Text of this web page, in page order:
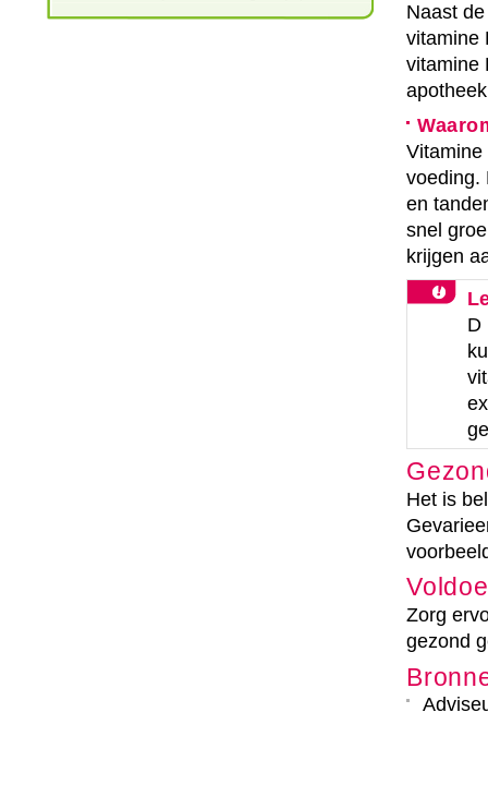
Naast
vitamine
vitamine
voeding.
en
snel
krijgen
D
Het is
Zorg
gezond